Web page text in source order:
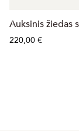
Auksinis žiedas
220,00 €